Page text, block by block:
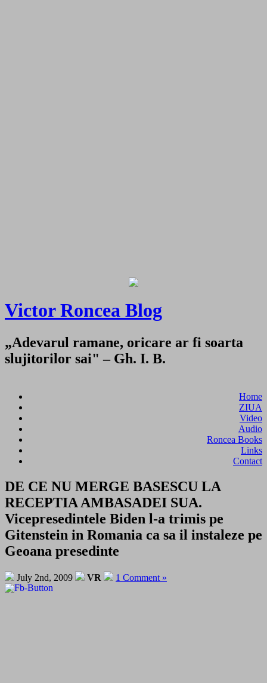
Victor Roncea Blog
„Adevarul ramane, oricare ar fi soarta
slujitorilor sai" – Gh. I. B.
Home
ZIUA
Video
Audio
Roncea Books
Links
Contact
DE CE NU MERGE BASESCU LA
RECEPTIA AMBASADEI SUA.
Vicepresedintele Biden l-a trimis pe
Gitenstein in Romania ca sa il instaleze pe
Geoana presedinte
July 2nd, 2009 VR 1 Comment »